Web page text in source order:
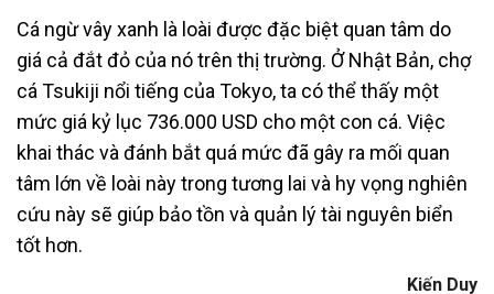
Cá ngừ vây xanh là loài được đặc biệt quan tâm do
giá cả đắt đỏ của nó trên thị trường. Ở Nhật Bản, chợ
cá Tsukiji nổi tiếng của Tokyo, ta có thể thấy một
mức giá kỷ lục 736.000 USD cho một con cá. Việc
khai thác và đánh bắt quá mức đã gây ra mối quan
tâm lớn về loài này trong tương lai và hy vọng nghiên
cứu này sẽ giúp bảo tồn và quản lý tài nguyên biển
tốt hơn.
Kiến Duy